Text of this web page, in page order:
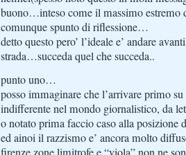
buono…inteso come il massimo estremo
comunque spunto di riflessione…
detto questo pero’ l’ideale e’ andare
strada…succeda quel che succeda..
punto uno…
posso immaginare che l’arrivare primo
indifferente nel mondo giornalistico, da
o notato prima faccio caso alla
ed ainoi il razzismo e’ ancora molto